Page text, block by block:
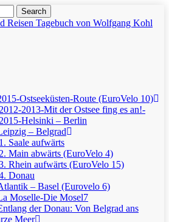
Search
Ostseeküsten-Route (EuroVelo 10)
2012-2013-Mit der Ostsee fing es an!-
2015-Helsinki – Berlin
– Belgrad
1. Saale aufwärts
2. Main abwärts (EuroVelo 4)
Rhein aufwärts (EuroVelo 15)
Donau
– Basel (Eurovelo 6)
Moselle-Die Mosel7
der Donau: Von Belgrad ans
Meer